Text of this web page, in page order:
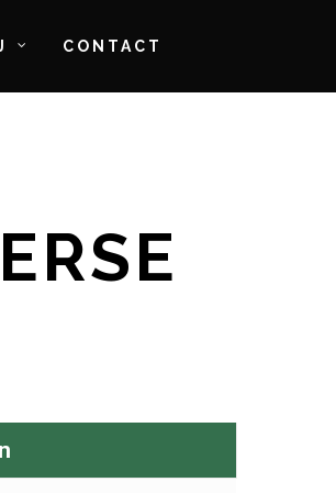
CONTACT